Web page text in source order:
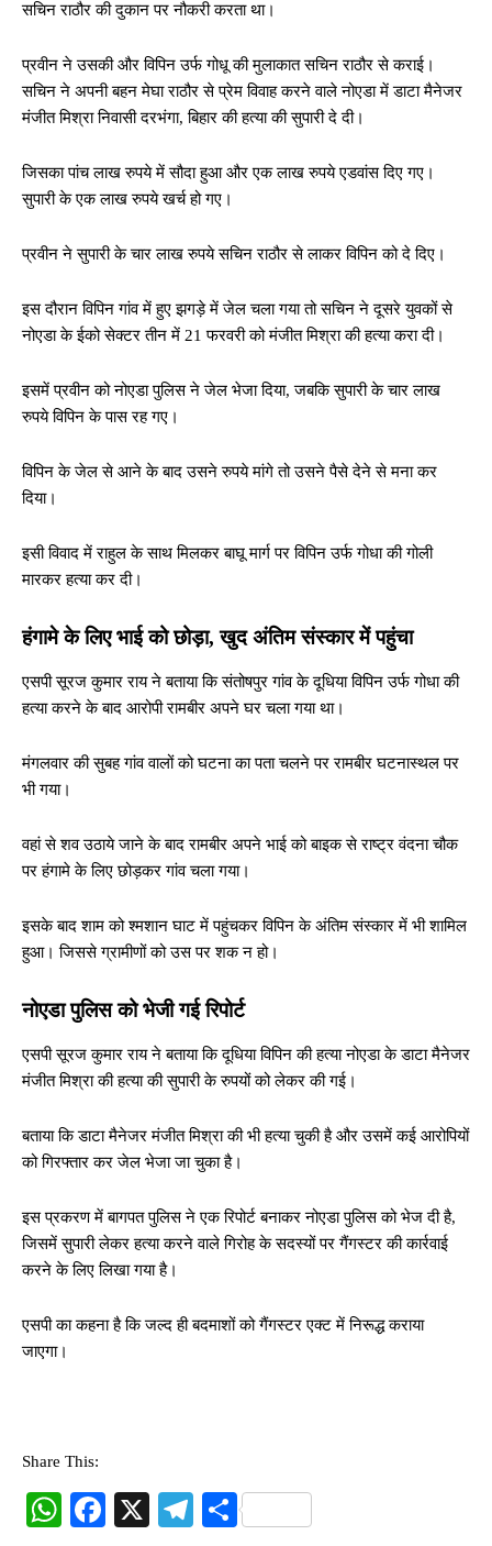
सचिन राठौर की दुकान पर नौकरी करता था।
प्रवीन ने उसकी और विपिन उर्फ गोधू की मुलाकात सचिन राठौर से कराई।
सचिन ने अपनी बहन मेघा राठौर से प्रेम विवाह करने वाले नोएडा में डाटा मैनेजर
मंजीत मिश्रा निवासी दरभंगा, बिहार की हत्या की सुपारी दे दी।
जिसका पांच लाख रुपये में सौदा हुआ और एक लाख रुपये एडवांस दिए गए।
सुपारी के एक लाख रुपये खर्च हो गए।
प्रवीन ने सुपारी के चार लाख रुपये सचिन राठौर से लाकर विपिन को दे दिए।
इस दौरान विपिन गांव में हुए झगड़े में जेल चला गया तो सचिन ने दूसरे युवकों से
नोएडा के ईको सेक्टर तीन में 21 फरवरी को मंजीत मिश्रा की हत्या करा दी।
इसमें प्रवीन को नोएडा पुलिस ने जेल भेजा दिया, जबकि सुपारी के चार लाख
रुपये विपिन के पास रह गए।
विपिन के जेल से आने के बाद उसने रुपये मांगे तो उसने पैसे देने से मना कर
दिया।
इसी विवाद में राहुल के साथ मिलकर बाघू मार्ग पर विपिन उर्फ गोधा की गोली
मारकर हत्या कर दी।
हंगामे के लिए भाई को छोड़ा, खुद अंतिम संस्कार में पहुंचा
एसपी सूरज कुमार राय ने बताया कि संतोषपुर गांव के दूधिया विपिन उर्फ गोधा की
हत्या करने के बाद आरोपी रामबीर अपने घर चला गया था।
मंगलवार की सुबह गांव वालों को घटना का पता चलने पर रामबीर घटनास्थल पर
भी गया।
वहां से शव उठाये जाने के बाद रामबीर अपने भाई को बाइक से राष्ट्र वंदना चौक
पर हंगामे के लिए छोड़कर गांव चला गया।
इसके बाद शाम को श्मशान घाट में पहुंचकर विपिन के अंतिम संस्कार में भी शामिल
हुआ। जिससे ग्रामीणों को उस पर शक न हो।
नोएडा पुलिस को भेजी गई रिपोर्ट
एसपी सूरज कुमार राय ने बताया कि दूधिया विपिन की हत्या नोएडा के डाटा मैनेजर
मंजीत मिश्रा की हत्या की सुपारी के रुपयों को लेकर की गई।
बताया कि डाटा मैनेजर मंजीत मिश्रा की भी हत्या चुकी है और उसमें कई आरोपियों
को गिरफ्तार कर जेल भेजा जा चुका है।
इस प्रकरण में बागपत पुलिस ने एक रिपोर्ट बनाकर नोएडा पुलिस को भेज दी है,
जिसमें सुपारी लेकर हत्या करने वाले गिरोह के सदस्यों पर गैंगस्टर की कार्रवाई
करने के लिए लिखा गया है।
एसपी का कहना है कि जल्द ही बदमाशों को गैंगस्टर एक्ट में निरूद्ध कराया
जाएगा।
Share This:
W
Fa X
Te S